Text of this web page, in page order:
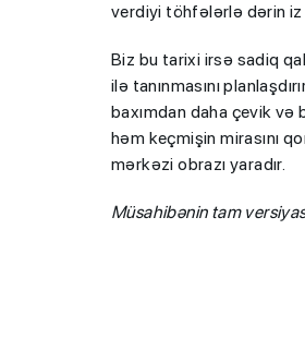
verdiyi töhfələrlə dərin iz
Biz bu tarixi irsə sadiq
ilə tanınmasını
baxımdan daha çevik və
həm keçmişin mirasını
mərkəzi obrazı yaradır.
Müsahibənin tam